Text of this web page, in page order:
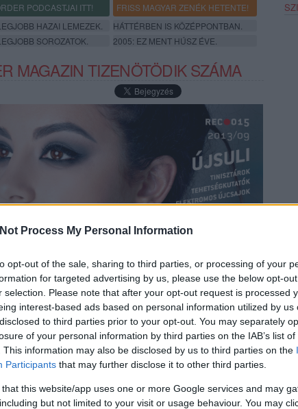
Process My Personal Information
opt-out of the sale, sharing to third parties, or processing of your
for targeted advertising by us, please use the below opt-
selection. Please note that after your opt-out request is processed
interest-based ads based on personal information utilized by us
to third parties prior to your opt-out. You may separately
of your personal information by third parties on the IAB’s list
This information may also be disclosed by us to third parties on the
Participants that may further disclose it to other third parties.
that this website/app uses one or more Google services and may
but not limited to your visit or usage behaviour. You may
PODCASTJAI ITT!
FRISS MAGYAR ZENÉK HETENTE!
HAZAI LEMEZEK.
HÁTTÉRBEN IS KÖZÉPPONTBAN.
SOROZATOK. 2005: EZ MENT HÚSZ ÉVE.
MAGAZIN TIZENÖTÖDIK SZÁMA
legújabb - sőt, jubileumi - tizenötödik számát (a
előtte még ajánljuk az ajánlónkat is.
magazinszámot, aREC014 italdiszkó s fókusztémája után
magyar tinisztárok? Kik képviselik az új generációt a hazai
maradó, maradandó popelőadókat? Mi a legjobb magyar
Vecá val) és a Profül Baricz Gergő
Arctic Monkeys-
persze címlapsztárunk, a hamarosan Budapesten fellépő
lemezével szeptemberben jelentkezőIcona Popnagy nyári
az újsulis elektrocsajok.